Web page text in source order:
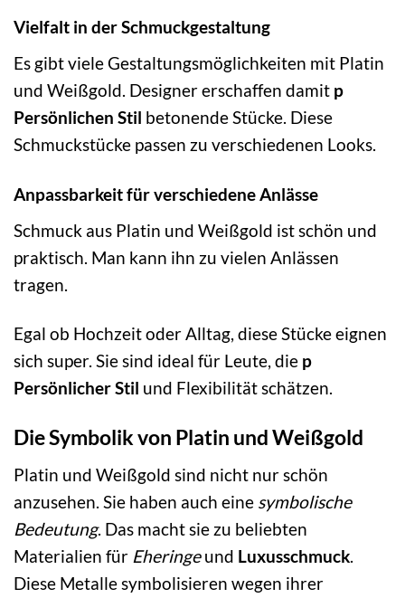
Vielfalt in der Schmuckgestaltung
Es gibt viele Gestaltungsmöglichkeiten mit Platin
und Weißgold. Designer erschaffen damit p
Persönlichen Stil betonende Stücke. Diese
Schmuckstücke passen zu verschiedenen Looks.
Anpassbarkeit für verschiedene Anlässe
Schmuck aus Platin und Weißgold ist schön und
praktisch. Man kann ihn zu vielen Anlässen
tragen.
Egal ob Hochzeit oder Alltag, diese Stücke eignen
sich super. Sie sind ideal für Leute, die p
Persönlicher Stil und Flexibilität schätzen.
Die Symbolik von Platin und Weißgold
Platin und Weißgold sind nicht nur schön
anzusehen. Sie haben auch eine symbolische
Bedeutung. Das macht sie zu beliebten
Materialien für Eheringeund Luxusschmuck.
Diese Metalle symbolisieren wegen ihrer